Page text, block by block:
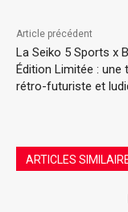
Article précédent
La Seiko 5 Sports x
Édition Limitée : une
rétro-futuriste et
ARTICLES